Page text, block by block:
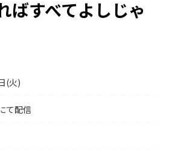
ばすべてよしじゃ
(火)
て配信